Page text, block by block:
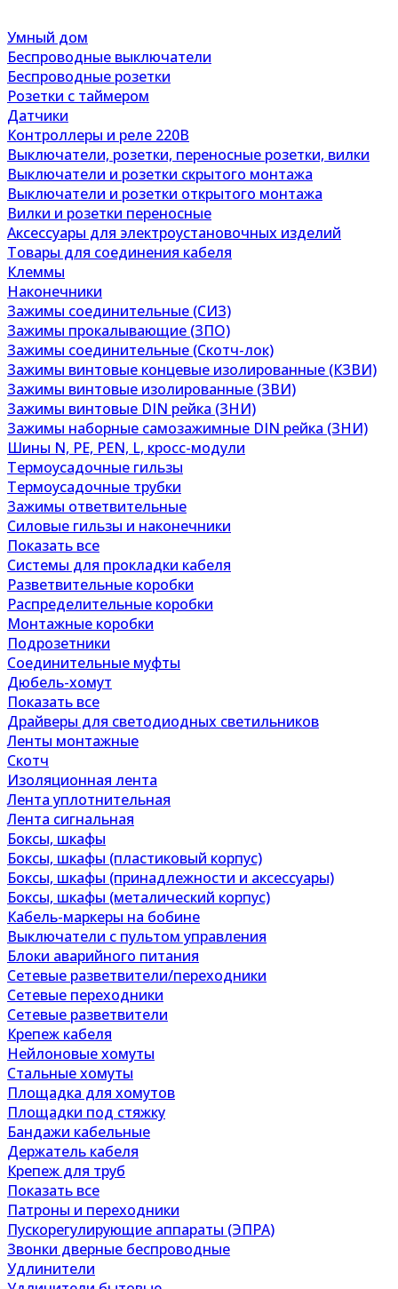
Умный дом
Беспроводные выключатели
Беспроводные розетки
Розетки с таймером
Датчики
Контроллеры и реле 220В
Выключатели, розетки, переносные розетки, вилки
Выключатели и розетки скрытого монтажа
Выключатели и розетки открытого монтажа
Вилки и розетки переносные
Аксессуары для электроустановочных изделий
Товары для соединения кабеля
Клеммы
Наконечники
Зажимы соединительные (СИЗ)
Зажимы прокалывающие (ЗПО)
Зажимы соединительные (Скотч-лок)
Зажимы винтовые концевые изолированные (КЗВИ)
Зажимы винтовые изолированные (ЗВИ)
Зажимы винтовые DIN рейка (ЗНИ)
Зажимы наборные самозажимные DIN рейка (ЗНИ)
Шины N, PE, PEN, L, кросс-модули
Термоусадочные гильзы
Термоусадочные трубки
Зажимы ответвительные
Силовые гильзы и наконечники
Показать все
Системы для прокладки кабеля
Разветвительные коробки
Распределительные коробки
Монтажные коробки
Подрозетники
Соединительные муфты
Дюбель-хомут
Показать все
Драйверы для светодиодных светильников
Ленты монтажные
Скотч
Изоляционная лента
Лента уплотнительная
Лента сигнальная
Боксы, шкафы
Боксы, шкафы (пластиковый корпус)
Боксы, шкафы (принадлежности и аксессуары)
Боксы, шкафы (металический корпус)
Кабель-маркеры на бобине
Выключатели с пультом управления
Блоки аварийного питания
Сетевые разветвители/переходники
Сетевые переходники
Сетевые разветвители
Крепеж кабеля
Нейлоновые хомуты
Стальные хомуты
Площадка для хомутов
Площадки под стяжку
Бандажи кабельные
Держатель кабеля
Крепеж для труб
Показать все
Патроны и переходники
Пускорегулирующие аппараты (ЭПРА)
Звонки дверные беспроводные
Удлинители